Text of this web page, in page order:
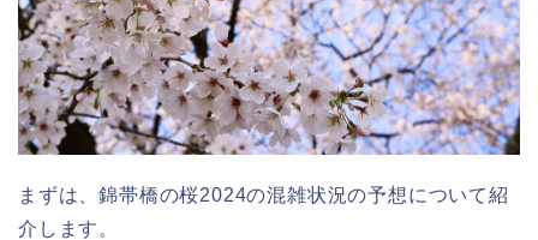
まずは、錦帯橋の桜2024の混雑状況の予想について紹
介します。